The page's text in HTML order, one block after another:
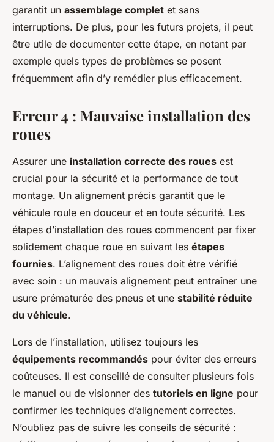
garantit un assemblage complet et sans
interruptions. De plus, pour les futurs projets, il peut
être utile de documenter cette étape, en notant par
exemple quels types de problèmes se posent
fréquemment afin d’y remédier plus efficacement.
Erreur 4 : Mauvaise installation des
roues
Assurer une installation correcte des roues est
crucial pour la sécurité et la performance de tout
montage. Un alignement précis garantit que le
véhicule roule en douceur et en toute sécurité. Les
étapes d’installation des roues commencent par fixer
solidement chaque roue en suivant les étapes
fournies. L’alignement des roues doit être vérifié
avec soin : un mauvais alignement peut entraîner une
usure prématurée des pneus et une stabilité réduite
du véhicule.
Lors de l’installation, utilisez toujours les
équipements recommandés pour éviter des erreurs
coûteuses. Il est conseillé de consulter plusieurs fois
le manuel ou de visionner des tutoriels en ligne pour
confirmer les techniques d’alignement correctes.
N’oubliez pas de suivre les conseils de sécurité :